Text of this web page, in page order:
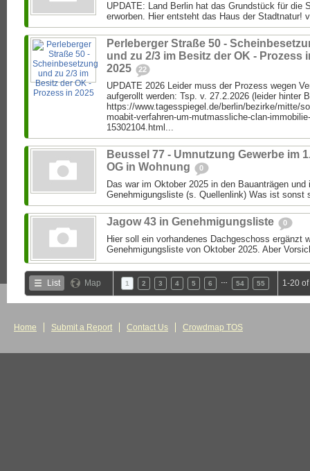
UPDATE: Land Berlin hat das Grundstück für die
erworben. Hier entsteht das Haus der Stadtnatur!
Perleberger Straße 50 -
und zu 2/3 im Besitz der OK - Prozess
2025
22
UPDATE 2026 Leider muss der Prozess wegen
aufgerollt werden: Tsp. v. 27.2.2026 (leider hinter
https://www.tagesspiegel.de/berlin/bezirke/mitte/
moabit-verfahren-um-mutmassliche-clan-
15302104.html...
Beussel 77 - Umnutzung Gewerbe im
OG in Wohnung
0
Das war im Oktober 2025 in den Bauanträgen
Genehmigungsliste (s. Quellenlink) Was ist sonst
Jagow 43 in Genehmigungsliste 0
Hier soll ein vorhandenes Dachgeschoss ergänzt
Genehmigungsliste von Oktober 2025. Aber
List Map 1 2 3 4 5 6 54 55 1-20
Home Submit a Report Contact Us Crowdmap TOS